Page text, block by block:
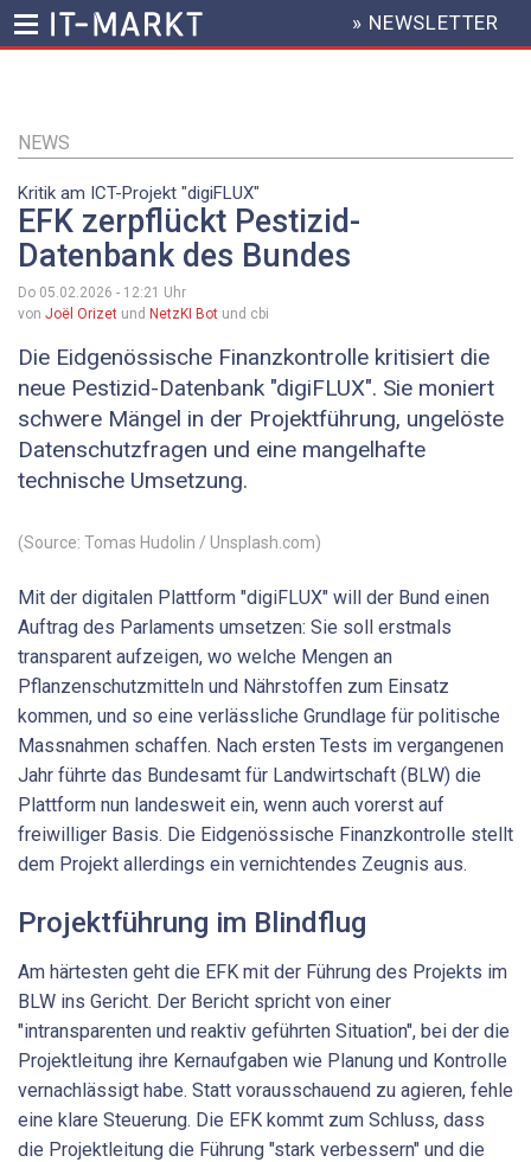
Inhalt
HEADER
MENU
» NEWSLETTER
NEWS
Kritik am ICT-Projekt "digiFLUX"
EFK zerpflückt Pestizid-
Datenbank des Bundes
Do 05.02.2026 - 12:21 Uhr
von Joël Orizet und NetzKI Bot und cbi
Die Eidgenössische Finanzkontrolle kritisiert die
neue Pestizid-Datenbank "digiFLUX". Sie moniert
schwere Mängel in der Projektführung, ungelöste
Datenschutzfragen und eine mangelhafte
technische Umsetzung.
(Source: Tomas Hudolin / Unsplash.com)
Mit der digitalen Plattform "digiFLUX" will der Bund einen
Auftrag des Parlaments umsetzen: Sie soll erstmals
transparent aufzeigen, wo welche Mengen an
Pflanzenschutzmitteln und Nährstoffen zum Einsatz
kommen, und so eine verlässliche Grundlage für politische
Massnahmen schaffen. Nach ersten Tests im vergangenen
Jahr führte das Bundesamt für Landwirtschaft (BLW) die
Plattform nun landesweit ein, wenn auch vorerst auf
freiwilliger Basis. Die Eidgenössische Finanzkontrolle stellt
dem Projekt allerdings ein vernichtendes Zeugnis aus.
Projektführung im Blindflug
Am härtesten geht die EFK mit der Führung des Projekts im
BLW ins Gericht. Der Bericht spricht von einer
"intransparenten und reaktiv geführten Situation", bei der die
Projektleitung ihre Kernaufgaben wie Planung und Kontrolle
vernachlässigt habe. Statt vorausschauend zu agieren, fehle
eine klare Steuerung. Die EFK kommt zum Schluss, dass
die Projektleitung die Führung "stark verbessern" und die